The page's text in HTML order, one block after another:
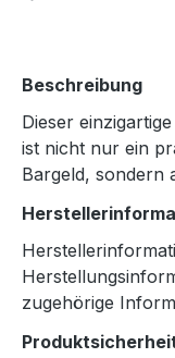
Beschreibung
Dieser
ist nicht nur ein
Bargeld, sondern
zugehörige